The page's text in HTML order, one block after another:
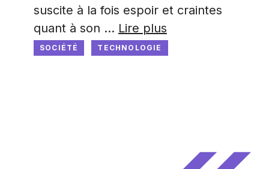
suscite à la fois espoir et craintes
quant à son … Lire plus
SOCIÉTÉ TECHNOLOGIE